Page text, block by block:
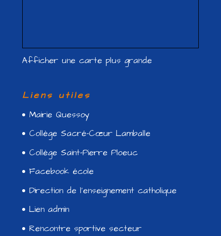
Afficher une carte plus grande
Liens utiles
Mairie Quessoy
Collège Sacré-Cœur Lamballe
Collège Saint-Pierre Ploeuc
Facebook école
Direction de l’enseignement catholique
Lien admin
Rencontre sportive secteur